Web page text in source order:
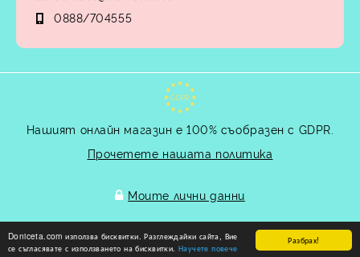
Разбрах!
Doniceta.com използва бисквитки. Разглеждайки сайта, Вие
се съгласявате с използването на бисквитки. Научете повече
0888/704555
GDPR
Нашият онлайн магазин е 100% съобразен с GDPR.
Прочетете нашата политика
Моите лични данни
Онлайн магазин от SELITON